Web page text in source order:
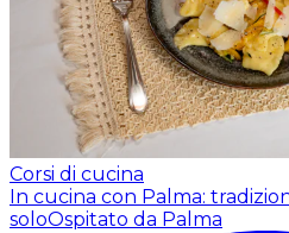
Corsi di cucina
In cucina con Palma:
soloOspitato da Palma